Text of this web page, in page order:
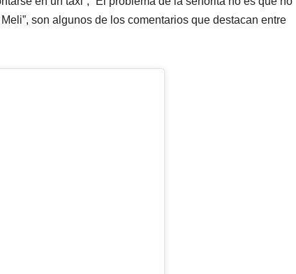
son algunos de los comentarios que destacan entre